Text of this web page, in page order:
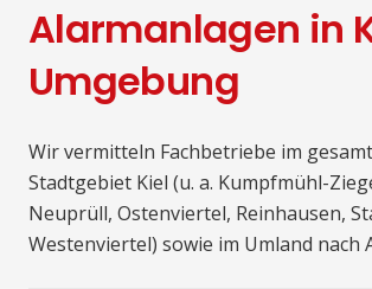
Alarmanlagen in
Umgebung
Wir vermitteln Fachbetriebe im
Stadtgebiet Kiel (u. a. Kumpfmühl-
Neuprüll, Ostenviertel, Reinhausen,
Westenviertel) sowie im Umland nach